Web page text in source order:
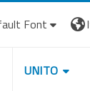
Font
UNITO